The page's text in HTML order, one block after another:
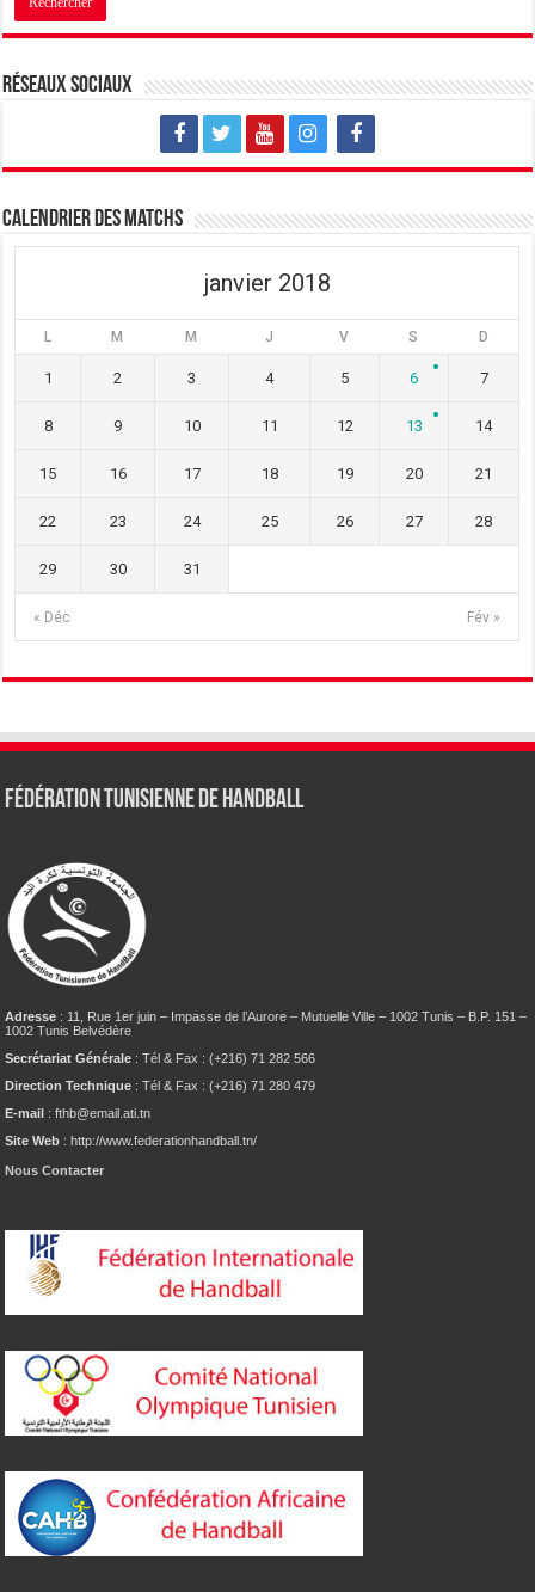
Réseaux sociaux
Calendrier des matchs
janvier 2018
L M M J V S D
« Déc Fév »
1 2 3 4 5 6 7
8 9 10 11 12 13 14
15 16 17 18 19 20 21
22 23 24 25 26 27 28
29 30 31
Fédération tunisienne de Handball
Adresse : 11, Rue 1er juin – Impasse de l’Aurore – Mutuelle Ville – 1002 Tunis – B.P. 151 –
1002 Tunis Belvédère
Secrétariat Générale : Tél & Fax : (+216) 71 282 566
Direction Technique : Tél & Fax : (+216) 71 280 479
E-mail : fthb@email.ati.tn
Site Web : http://www.federationhandball.tn/
Nous Contacter